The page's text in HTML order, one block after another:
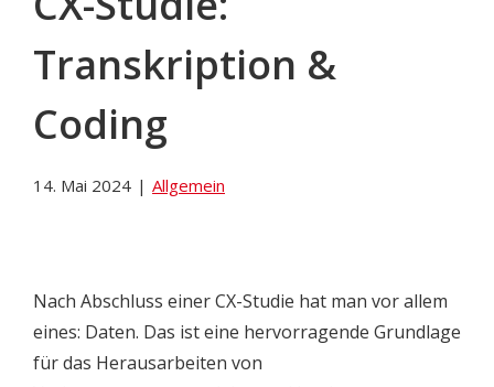
Transkription &
Coding
14. Mai 2024 | Allgemein
Nach Abschluss einer CX-Studie hat man vor allem
eines: Daten. Das ist eine hervorragende Grundlage
für das Herausarbeiten von